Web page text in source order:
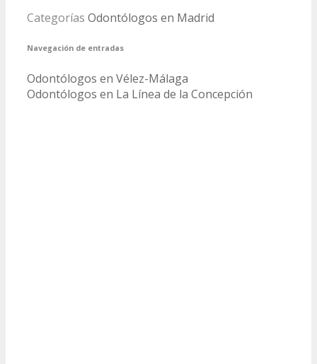
Categorías Odontólogos en Madrid
Navegación de entradas
Odontólogos en Vélez-Málaga
Odontólogos en La Línea de la Concepción